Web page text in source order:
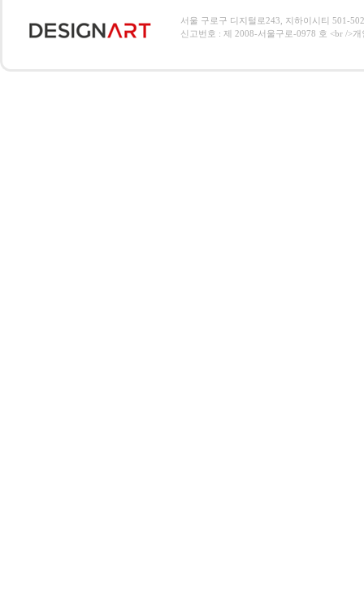
서울 구로구 디지털로243, 지하이시티 501-
신고번호 : 제 2008-서울구로-0978 호 <br />